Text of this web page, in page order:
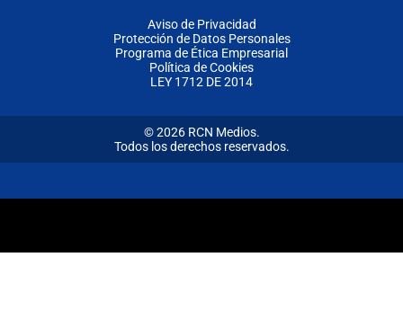
Aviso de Privacidad
Protección de Datos Personales
Programa de Ética Empresarial
Política de Cookies
LEY 1712 DE 2014
© 2026 RCN Medios.
Todos los derechos reservados.